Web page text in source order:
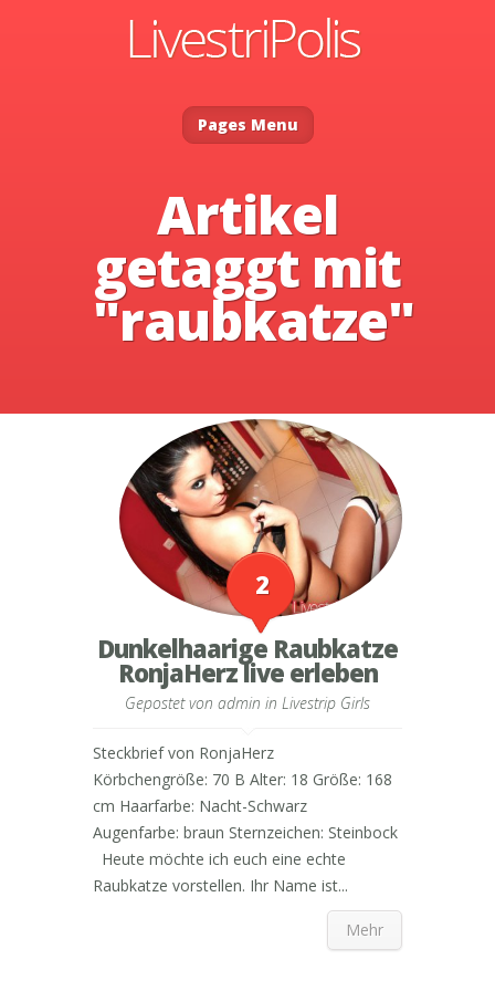
Pages Menu
Artikel
getaggt mit
"raubkatze"
2
Dunkelhaarige Raubkatze
RonjaHerz live erleben
Gepostet von admin in Livestrip Girls
Steckbrief von RonjaHerz
Körbchengröße: 70 B Alter: 18 Größe: 168
cm Haarfarbe: Nacht-Schwarz
Augenfarbe: braun Sternzeichen: Steinbock
Heute möchte ich euch eine echte
Raubkatze vorstellen. Ihr Name ist...
Mehr